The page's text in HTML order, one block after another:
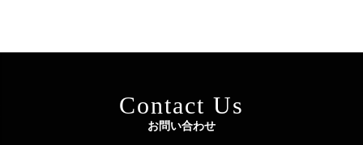
Contact Us
お問い合わせ